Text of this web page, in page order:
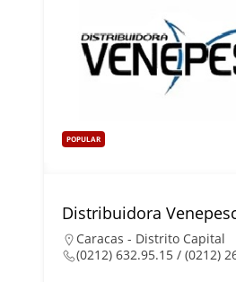
POPULAR
Distribuidora
Caracas - Distrito Capital
(0212) 632.95.15 / (0212)